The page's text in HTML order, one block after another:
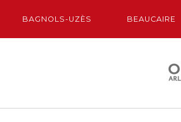
BAGNOLS-UZÈS BEAUCAIRE